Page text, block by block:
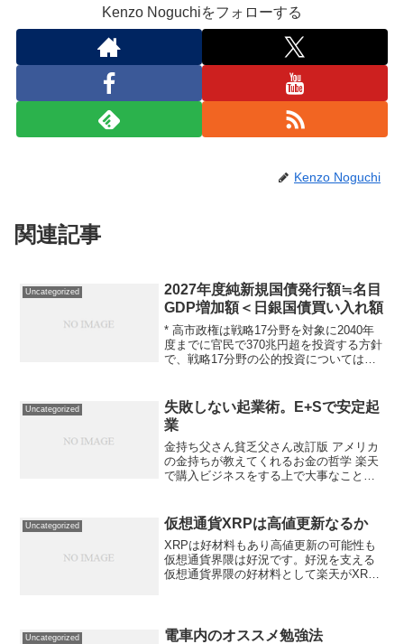
Kenzo Noguchiをフォローする
Kenzo Noguchi
関連記事
Uncategorized
2027年度純新規国債発行額≒名目
GDP増加額＜日銀国債買い入れ額
* 高市政権は戦略17分野を対象に2040年
度までに官民で370兆円超を投資する方針
で、戦略17分野の公的投資については、
円計上すると仮定したうえで、2027年度
の国...
Uncategorized
失敗しない起業術。E+Sで安定起
業
金持ち父さん貧乏父さん改訂版 アメリカ
の金持ちが教えてくれるお金の哲学 楽天
で購入ビジネスをする上で大事なこと
ている人もたまに見かけますがビジネス
を始める前の行動として...
Uncategorized 仮想通貨XRPは高値更新なるか
XRPは好材料もあり高値更新の可能性も
仮想通貨界隈は好況です。好況を支える
仮想通貨界隈の好材料として楽天がXRP
2200億円規模...
Uncategorized 電車内のオススメ勉強法